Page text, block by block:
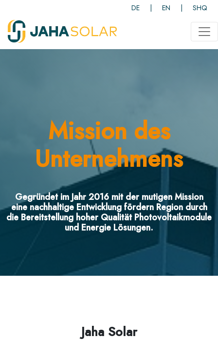
DE EN SHQ
Mission des
Unternehmens
Gegründet im Jahr 2016 mit der mutigen Mission
eine nachhaltige Entwicklung fördern Region durch
die Bereitstellung hoher Qualität Photovoltaikmodule
und Energie Lösungen.
Jaha Solar